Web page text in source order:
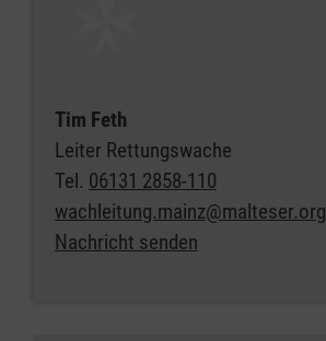
Tim Feth
Leiter Rettungswache
Tel. 06131 2858-110
wachleitung.mainz@malteser.org
Nachricht senden